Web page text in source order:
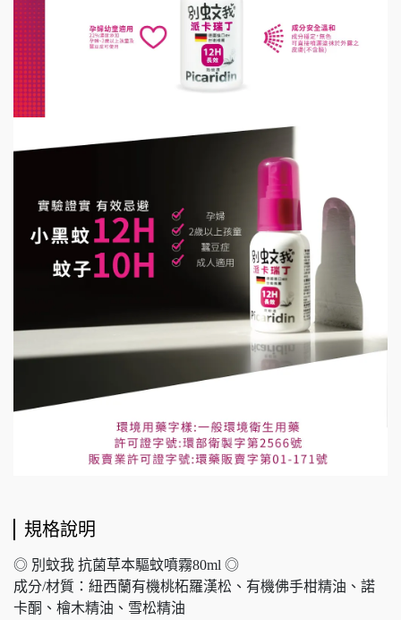
規格說明
◎ 別蚊我 抗菌草本驅蚊噴霧80ml ◎
成分/材質：紐西蘭有機桃柘羅漢松、有機佛手柑精油、諾
卡酮、檜木精油、雪松精油